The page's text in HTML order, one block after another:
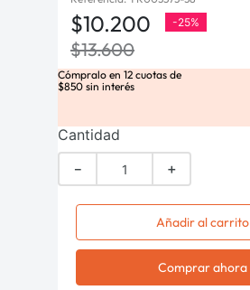
$10.200 -25%
$13.600
Cómpralo en 12 cuotas de
$850 sin interés
Cantidad
＋
－
Añadir al carrito
Comprar ahora